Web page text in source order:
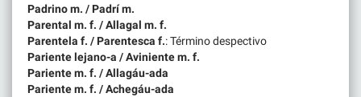
Padrino m. / Padrí m.
Parental m. f. / Allagal m. f.
Parentela f. / Parentesca f.: Término despectivo
Pariente lejano-a / Aviniente m. f.
Pariente m. f. / Allagáu-ada
Pariente m. f. / Achegáu-ada